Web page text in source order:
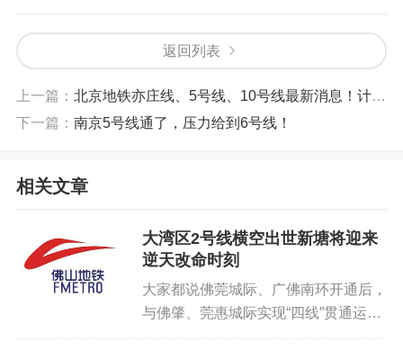
返回列表
上一篇： 北京地铁亦庄线、5号线、10号线最新消息！计划年底开工
下一篇： 南京5号线通了，压力给到6号线！
相关文章
大湾区2号线横空出世新塘将迎来
逆天改命时刻
大家都说佛莞城际、广佛南环开通后，
与佛肇、莞惠城际实现“四线”贯通运
营，串起肇庆、佛山、广州、东莞、惠